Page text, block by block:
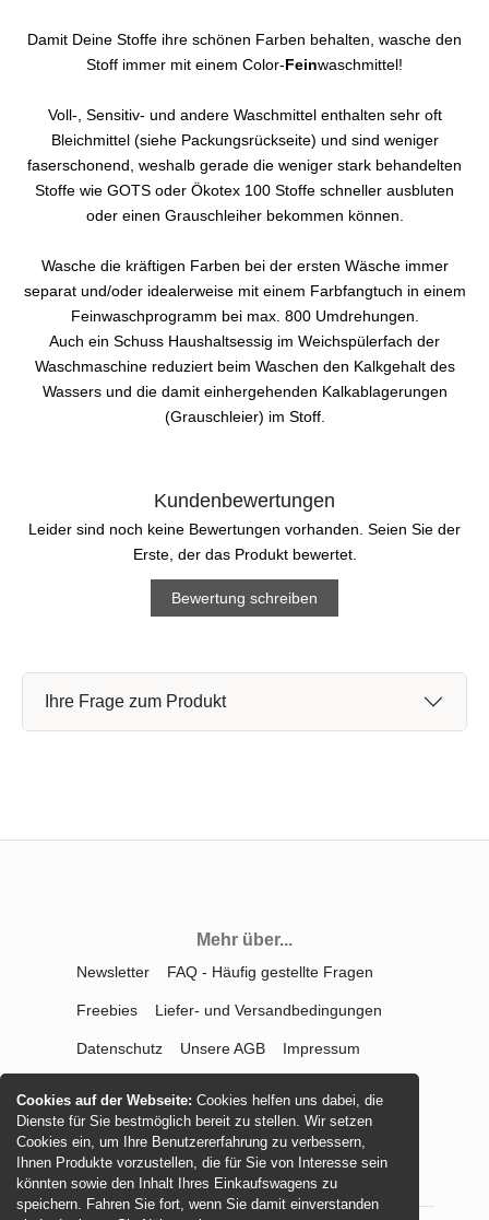
Cookies auf der Webseite:Cookies helfen uns dabei, die
Dienste für Sie bestmöglich bereit zu stellen. Wir setzen
Cookies ein, um Ihre Benutzererfahrung zu verbessern,
Ihnen Produkte vorzustellen, die für Sie von Interesse sein
könnten sowie den Inhalt Ihres Einkaufswagens zu
speichern. Fahren Sie fort, wenn Sie damit einverstanden
Damit Deine Stoffe ihre schönen Farben behalten, wasche den
Stoff immer mit einem Color-Feinwaschmittel!
Voll-, Sensitiv- und andere Waschmittel enthalten sehr oft
Bleichmittel (siehe Packungsrückseite) und sind weniger
faserschonend, weshalb gerade die weniger stark behandelten
Stoffe wie GOTS oder Ökotex 100 Stoffe schneller ausbluten
oder einen Grauschleiher bekommen können.
Wasche die kräftigen Farben bei der ersten Wäsche immer
separat und/oder idealerweise mit einem Farbfangtuch in einem
Feinwaschprogramm bei max. 800 Umdrehungen.
Auch ein Schuss Haushaltsessig im Weichspülerfach der
Waschmaschine reduziert beim Waschen den Kalkgehalt des
Wassers und die damit einhergehenden Kalkablagerungen
(Grauschleier) im Stoff.
Kundenbewertungen
Leider sind noch keine Bewertungen vorhanden. Seien Sie der
Erste, der das Produkt bewertet.
Bewertung schreiben
Ihre Frage zum Produkt
Mehr über...
Newsletter FAQ - Häufig gestellte Fragen
Freebies Liefer- und Versandbedingungen
Datenschutz Unsere AGB Impressum
Vertrag widerrufen